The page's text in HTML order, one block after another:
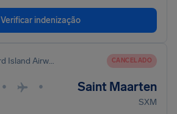
Verificar indenização
Windward Island Airways International CANCELADO
• • Saint Maarten
SXM